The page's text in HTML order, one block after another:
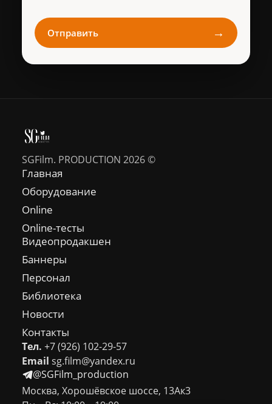
Отправить →
SGFilm. PRODUCTION 2026 ©
Главная
Оборудование
Online
Online-тесты
Видеопродакшен
Баннеры
Персонал
Библиотека
Новости
Контакты
Тел. +7 (926) 102-29-57
Email sg.film@yandex.ru
@SGFilm_production
Москва, Хорошёвское шоссе, 13Ак3